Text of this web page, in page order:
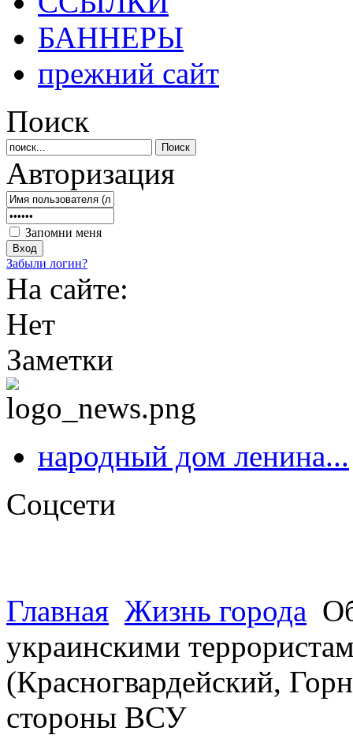
БАННЕРЫ
прежний сайт
Поиск
Авторизация
Запомни меня
Забыли логин?
На сайте:
Нет
Заметки
народный дом ленина...
Соцсети
Главная Жизнь города
украинскими
(Красногвардейский,
стороны ВСУ